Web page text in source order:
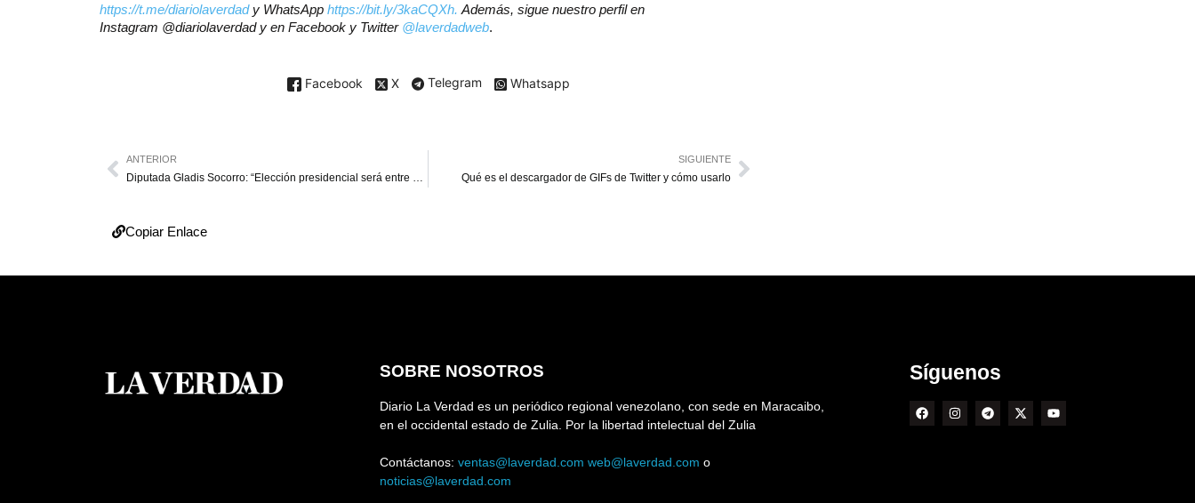
https://t.me/diariolaverdady WhatsApp https://bit.ly/3kaCQXh. Además, sigue nuestro perfil en
Instagram @diariolaverdad y en Facebook y Twitter @laverdadweb.
Facebook X Telegram Whatsapp
ANTERIOR SIGUIENTE
Qué es el descargador de GIFs de Twitter y cómo usarlo
Copiar Enlace
SOBRE NOSOTROS
Diario La Verdad es un periódico regional venezolano, con sede en Maracaibo,
en el occidental estado de Zulia. Por la libertad intelectual del Zulia
Contáctanos: ventas@laverdad.com web@laverdad.com o
noticias@laverdad.com
Síguenos